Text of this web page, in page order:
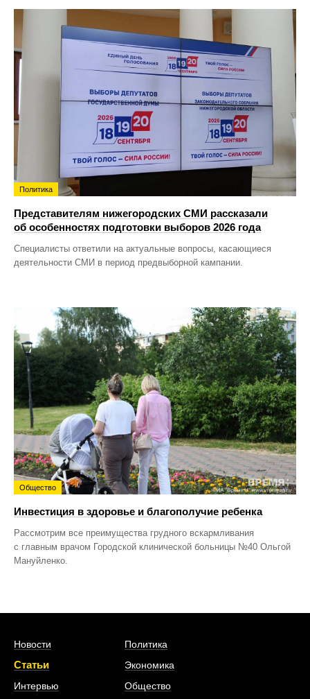
Политика
Представителям нижегородских СМИ рассказали
об особенностях подготовки выборов 2026 года
Специалисты ответили на актуальные вопросы, касающиеся
деятельности СМИ в период предвыборной кампании.
Общество
Инвестиция в здоровье и благополучие ребенка
Рассмотрим все преимущества грудного вскармливания
с главным врачом Городской клинической больницы №40 Ольгой
Мануйленко.
Новости
Статьи
Интервью
Политика
Экономика
Общество